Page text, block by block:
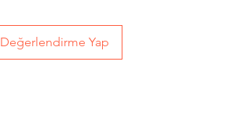
Değerlendirme Yap